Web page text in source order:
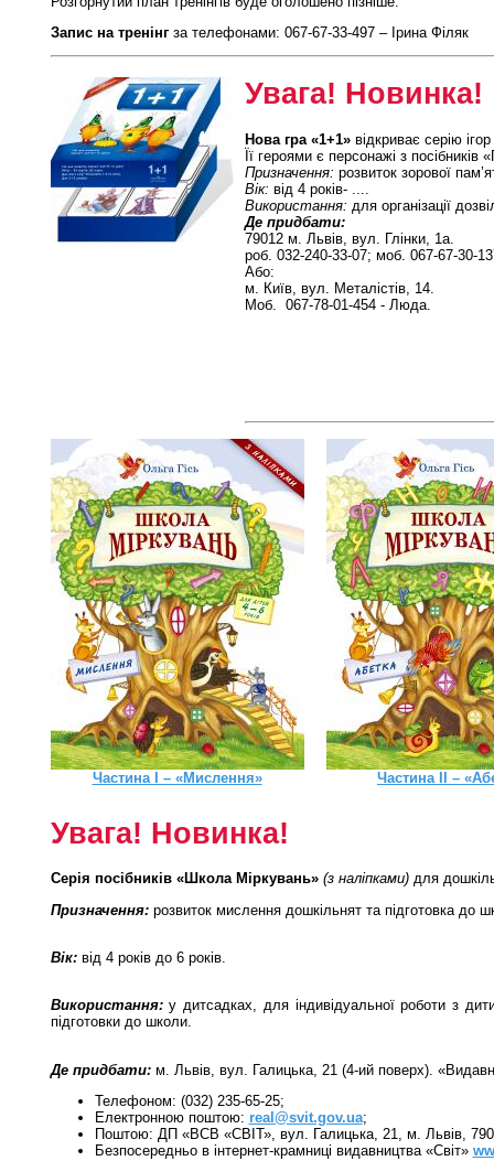
Запис на тренінг за телефонами: 067-67-33-497 – Ірина Філяк
Увага! Новинка!
Нова гра «1+1»відкриває серію
Її героями є персонажі з посібників
Призначення: розвиток зорової
Вік: від 4 років- ....
Використання: для організації
Де придбати:
79012 м. Львів, вул. Глінки, 1а.
роб. 032-240-33-07; моб. 067-67-30-
Або:
м. Київ, вул. Металістів, 14.
Моб. 067-78-01-454 - Люда.
Частина I – «Мислення» Частина II –
Увага! Новинка!
Серія посібників «Школа Міркувань» (з наліпками)для
Призначення:розвиток мислення дошкільнят та підготовка до
Вік:від 4 років до 6 років.
Використання:у дитсадках, для індивідуальної роботи з
підготовки до школи.
Де придбати:м. Львів, вул. Галицька, 21 (4-ий поверх).
Телефоном: (032) 235-65-25;
Електронною поштою: real@svit.gov.ua;
Поштою: ДП «ВСВ «СВІТ», вул. Галицька, 21, м. Львів,
Безпосередньо в інтернет-крамниці видавництва «Світ»